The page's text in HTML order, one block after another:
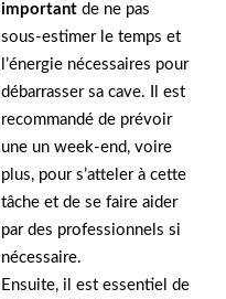
important de ne pas
sous-estimer le temps et
l’énergie nécessaires pour
débarrasser sa cave. Il est
recommandé de prévoir
une un week-end, voire
plus, pour s’atteler à cette
tâche et de se faire aider
par des professionnels si
nécessaire.
Ensuite, il est essentiel de